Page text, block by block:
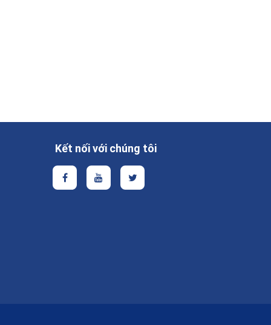
Kết nối với chúng tôi